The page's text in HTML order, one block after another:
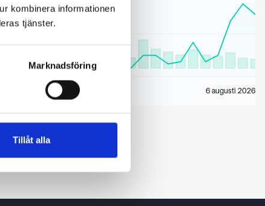
kombinera informationen
tjänster.
Marknadsföring
Tillåt alla
6 augusti 2026